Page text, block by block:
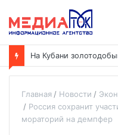
Главная Новости
Россия сохранит
мораторий на демпфер